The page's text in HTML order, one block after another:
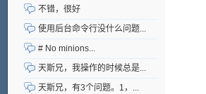
不错，很好
使用后台命令行没什么问题...
# No minions...
天斯兄，我操作的时候总是...
天斯兄，有3个问题。1，...